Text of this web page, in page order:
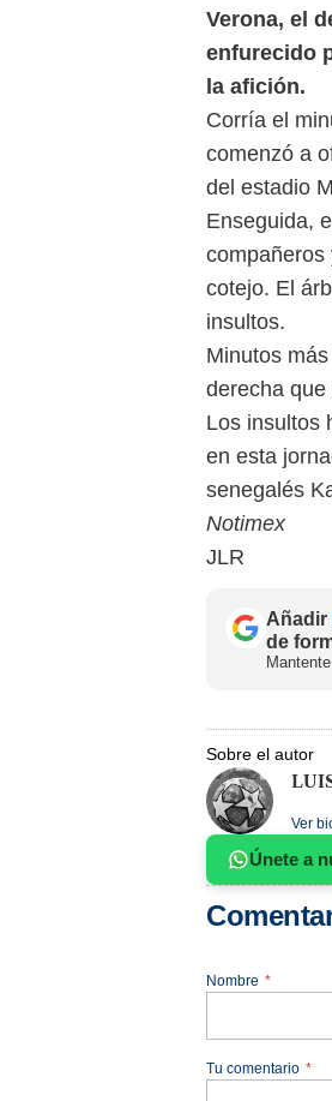
Verona, el
enfurecido
la afición.
Corría el
comenzó a
del estadio
Enseguida,
compañeros
cotejo. El
insultos.
Minutos
derecha
Los insultos
en esta
senegalés
Notimex
JLR
Añadir
de
Sobre el autor
Ver
Únete a
Nombre *
Tu comentario *